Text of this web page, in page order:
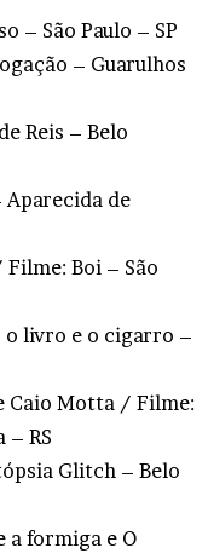
– São Paulo – SP
– Guarulhos
Reis – Belo
de
Boi – São
o livro e o cigarro –
Caio Motta / Filme:
– RS
Glitch – Belo
a formiga e O